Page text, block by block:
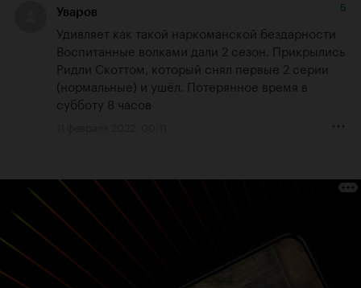
Уваров 5
Удивляет как такой наркоманской бездарности
Воспитанные волками дали 2 сезон. Прикрылись
Ридли Скоттом, который снял первые 2 серии
(нормальные) и ушёл. Потерянное время в
субботу 8 часов